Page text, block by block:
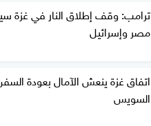
ترامب: وقف إطلاق النار في غزة
مصر وإسرائيل
اتفاق غزة ينعش الآمال بعودة
السويس